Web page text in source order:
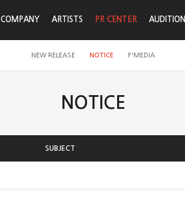
COMPANY ARTISTS PR CENTER
NEW RELEASE NOTICE F'MEDIA
AUDITION
NOTICE
SUBJECT